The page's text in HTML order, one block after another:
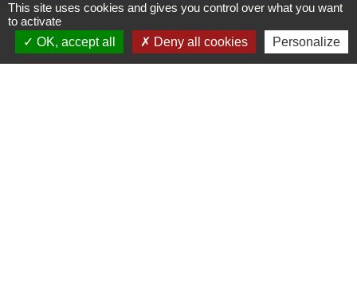
Contacts
Commune de Pléguien
1 Place de la Mairie
22290 Pléguien - FRANCE
This site uses cookies and gives you control over what you want
to activate
OK, accept all
Deny all cookies Personalize